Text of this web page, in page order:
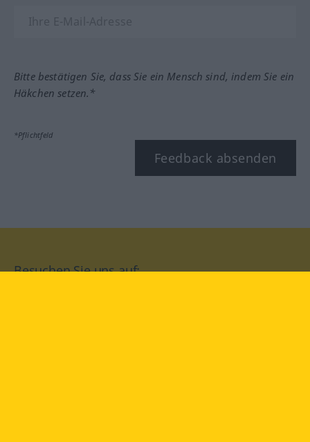
Bitte bestätigen Sie, dass Sie ein Mensch sind, indem Sie ein
Häkchen setzen.*
*Pflichtfeld
Feedback absenden
Besuchen Sie uns auf: